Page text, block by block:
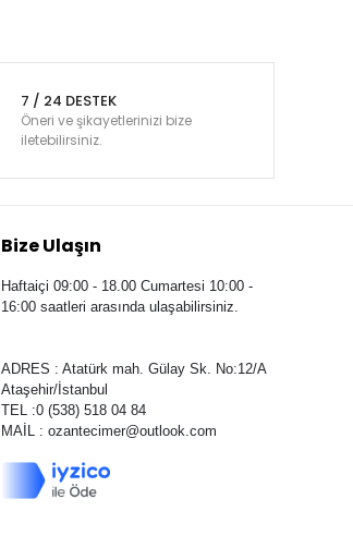
7 / 24 DESTEK
Öneri ve şikayetlerinizi bize
iletebilirsiniz.
Bize Ulaşın
Haftaiçi 09:00 - 18.00 Cumartesi 10:00 -
16:00 saatleri arasında ulaşabilirsiniz.
ADRES : Atatürk mah. Gülay Sk. No:12/A
Ataşehir/İstanbul
TEL :0 (538) 518 04 84
MAİL : ozantecimer@outlook.com